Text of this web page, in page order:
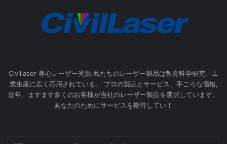
Civillaser 専心レーザー光源,私たちのレーザー製品は教育科学研究、工
業生産に広く応用されている。 プロの製品とサービス、手ごろな価格,
近年、ますます多くのお客様が当社のレーザー製品を選択しています。
あなたのためにサービスを期待してい！